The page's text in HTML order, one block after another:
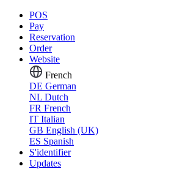
POS
Pay
Reservation
Order
Website
French
DE German
NL Dutch
FR French
IT Italian
GB English (UK)
ES Spanish
S'identifier
Updates